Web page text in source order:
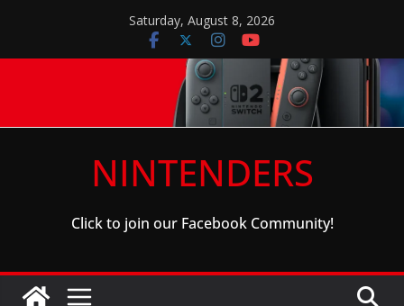
content
Saturday, August 8, 2026
NINTENDERS
Click to join our Facebook Community!